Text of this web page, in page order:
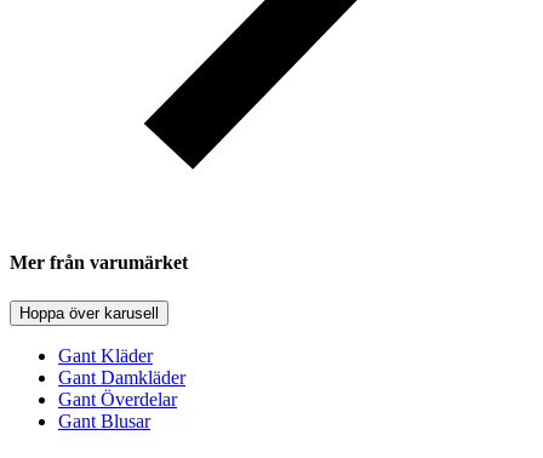
Mer från varumärket
Hoppa över karusell
Gant Kläder
Gant Damkläder
Gant Överdelar
Gant Blusar